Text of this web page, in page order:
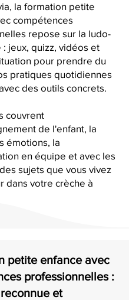
la formation petite
compétences
repose sur la ludo-
jeux, quizz, vidéos et
pour prendre du
pratiques quotidiennes
des outils concrets.
couvrent
de l'enfant, la
émotions, la
en équipe et avec les
sujets que vous vivez
dans votre crèche à
petite enfance avec
professionnelles :
et